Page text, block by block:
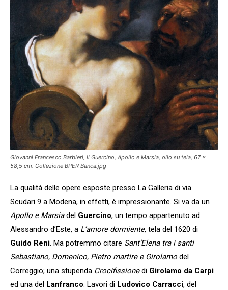
Giovanni Francesco Barbieri, il Guercino, Apollo e Marsia, olio su tela, 67 ×
58,5 cm. Collezione BPER Banca.jpg
La qualità delle opere esposte presso La Galleria di via
Scudari 9 a Modena, in effetti, è impressionante. Si va da un
Apollo e Marsiadel Guercino, un tempo appartenuto ad
Alessandro d’Este, a L’amore dormiente, tela del 1620 di
Guido Reni. Ma potremmo citare Sant’Elena tra i santi
Sebastiano, Domenico, Pietro martire e Girolamo del
Correggio; una stupenda Crocifissionedi Girolamo da Carpi
ed una del Lanfranco. Lavori di Ludovico Carracci, del